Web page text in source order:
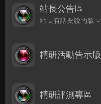
站長公告區
站長有話要說的版區
精研活動告示版
精研評測專區